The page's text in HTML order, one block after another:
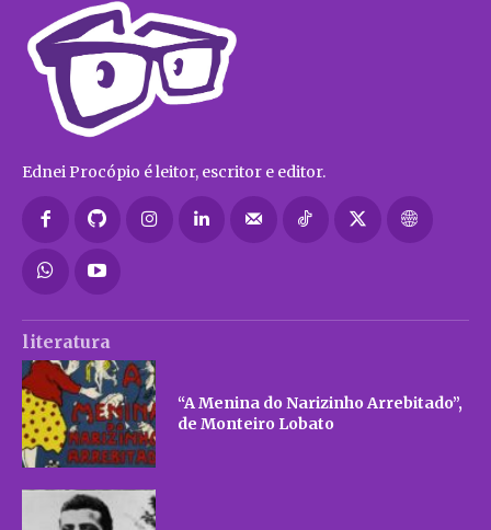
Ednei Procópio é leitor, escritor e editor.
literatura
“A Menina do Narizinho Arrebitado”,
de Monteiro Lobato